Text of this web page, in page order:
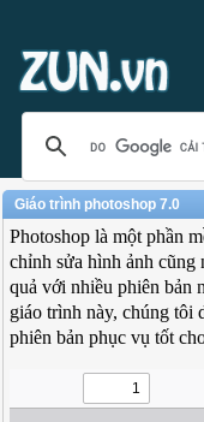
Giáo trình photoshop 7.0
Photoshop là một phần
chỉnh sửa hình ảnh cũng
quả với nhiều phiên bản
giáo trình này, chúng tôi
phiên bản phục vụ tốt